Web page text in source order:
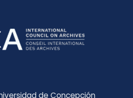
de Concepción